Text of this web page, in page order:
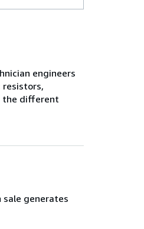
engineers
resistors,
the different
sale generates